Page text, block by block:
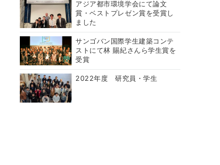
アジア都市環境学会にて論文
賞・ベストプレゼン賞を受賞し
ました
サンゴバン国際学生建築コンテ
ストにて林 賜紀さんら学生賞を
受賞
2022年度 研究員・学生